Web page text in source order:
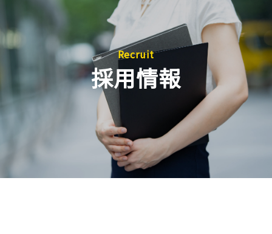
Recruit
採用情報